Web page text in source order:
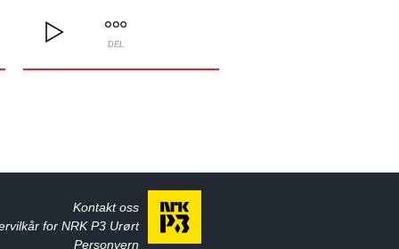
DEL
Kontakt oss
for NRK P3 Urørt
Personvern